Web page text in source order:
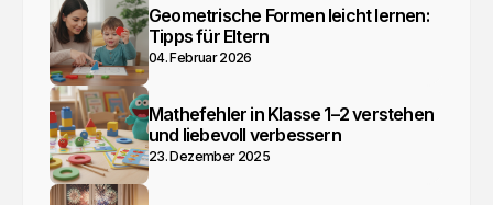
Geometrische Formen leicht lernen:
Tipps für Eltern
04. Februar 2026
Mathefehler in Klasse 1–2 verstehen
und liebevoll verbessern
23. Dezember 2025